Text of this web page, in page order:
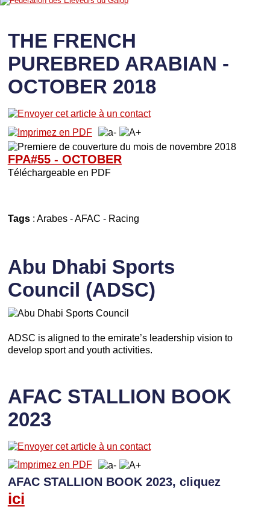
THE FRENCH
PUREBRED ARABIAN -
OCTOBER 2018
FPA#55 - OCTOBER
Téléchargeable en PDF
Tags: Arabes-AFAC - Racing
Abu Dhabi Sports
Council (ADSC)
ADSC is aligned to the emirate’s leadership vision to
develop sport and youth activities.
AFAC STALLION BOOK
2023
AFAC STALLION BOOK 2023, cliquez
ici